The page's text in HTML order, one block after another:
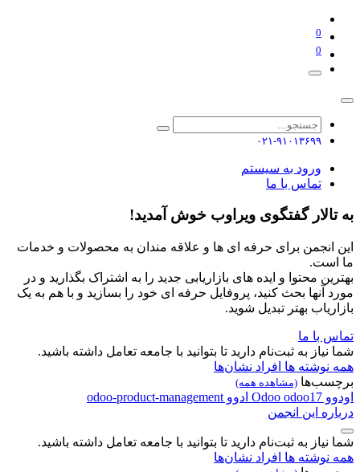
0
0
۰۲۱-۹۱۰۱۳۶۹۹
ورود به سیستم
تماس با ما
به تالار گفتگوی ویراوب خوش آمدید!
این انجمن برای حرفه ای ها و علاقه مندان به محصولات و خدمات
ما است.
بهترین محتوا و ایده های بازاریابی جدید را به اشتراک بگذارید و در
مورد آنها بحث کنید، پروفایل حرفه ای خود را بسازید و با هم به یک
بازاریاب بهتر تبدیل شوید.
تماس با ما
شما نیاز به ثبت‌نام دارید تا بتوانید با جامعه تعامل داشته باشید.
همه نوشته ها افراد نشان‌ها
برچسب‌ها (مشاهده همه)
اودوو Odoo odoo17 ادوو odoo-product-management
درباره این انجمن
شما نیاز به ثبت‌نام دارید تا بتوانید با جامعه تعامل داشته باشید.
همه نوشته ها افراد نشان‌ها